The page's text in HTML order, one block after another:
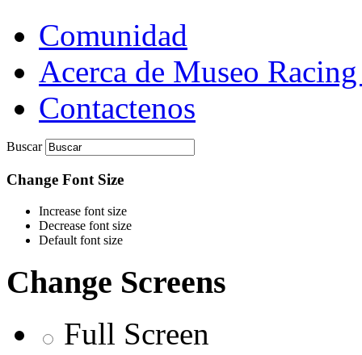
Comunidad
Acerca de Museo
Contactenos
Buscar
Change Font Size
Increase font size
Decrease font size
Default font size
Change Screens
Full Screen